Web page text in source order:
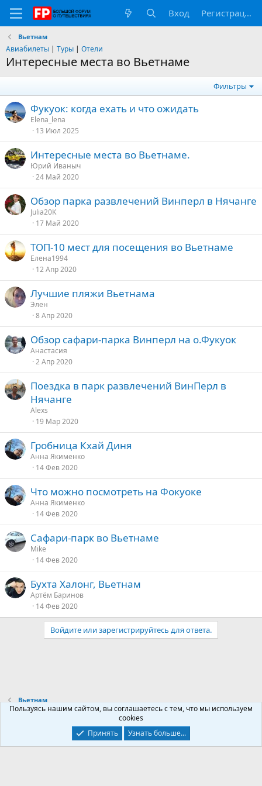
Вход Регистрация
Вьетнам
Авиабилеты | Туры | Отели
Интересные места во Вьетнаме
Фильтры
Фукуок: когда ехать и что ожидать
Elena_lena
13 Июл 2025
Интересные места во Вьетнаме.
Юрий Иваныч
24 Май 2020
Обзор парка развлечений Винперл в Нячанге
Julia20K
17 Май 2020
ТОП-10 мест для посещения во Вьетнаме
Елена1994
12 Апр 2020
Лучшие пляжи Вьетнама
Элен
8 Апр 2020
Обзор сафари-парка Винперл на о.Фукуок
Анастасия
2 Апр 2020
Поездка в парк развлечений ВинПерл в
Нячанге
Alexs
19 Мар 2020
Гробница Кхай Диня
Анна Якименко
14 Фев 2020
Что можно посмотреть на Фокуоке
Анна Якименко
14 Фев 2020
Сафари-парк во Вьетнаме
Mike
14 Фев 2020
Бухта Халонг, Вьетнам
Артём Баринов
14 Фев 2020
Войдите или зарегистрируйтесь для ответа.
Вьетнам
Условия и правила
Политика конфиденциальности
Главная
R
Пользуясь нашим сайтом, вы соглашаетесь с тем, что мы используем
cookies
Принять
Узнать больше...